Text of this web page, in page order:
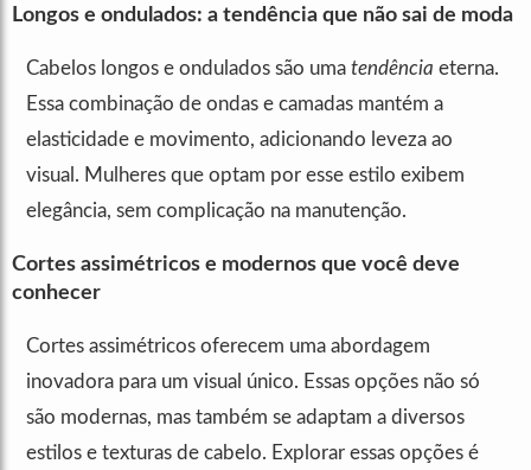
Longos e ondulados: a tendência que não sai de moda
Cabelos longos e ondulados são uma tendência eterna.
Essa combinação de ondas e camadas mantém a
elasticidade e movimento, adicionando leveza ao
visual. Mulheres que optam por esse estilo exibem
elegância, sem complicação na manutenção.
Cortes assimétricos e modernos que você deve
conhecer
Cortes assimétricos oferecem uma abordagem
inovadora para um visual único. Essas opções não só
são modernas, mas também se adaptam a diversos
estilos e texturas de cabelo. Explorar essas opções é